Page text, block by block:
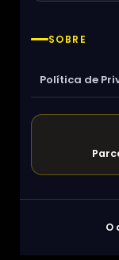
SOBRE
Política de
O